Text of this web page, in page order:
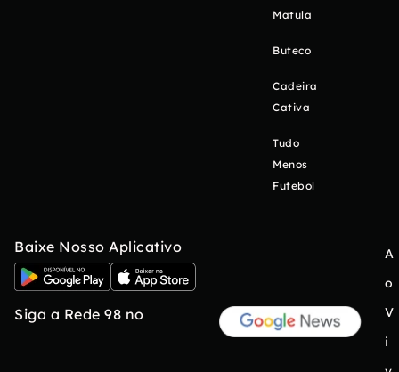
Matula
Buteco
Cadeira
Cativa
Tudo
Menos
Futebol
Baixe Nosso Aplicativo
Siga a Rede 98 no
A
o
V
i